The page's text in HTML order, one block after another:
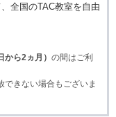
全国のTAC教室を自由
ら2ヵ月） の間はご利
きない場合もございま